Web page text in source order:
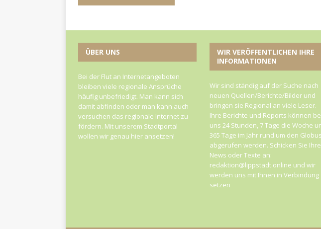
ÜBER UNS
Bei der Flut an Internetangeboten
bleiben viele regionale Ansprüche
häufig unbefriedigt. Man kann sich
damit abfinden oder man kann auch
versuchen das regionale Internet zu
fördern. Mit unserem Stadtportal
wollen wir genau hier ansetzen!
WIR VERÖFFENTLICHEN IHRE
INFORMATIONEN
Wir sind ständig auf der Suche nach
neuen Quellen/Berichte/Bilder und
bringen sie Regional an viele Leser.
Ihre Berichte und Reports können
uns 24 Stunden, 7 Tage die Woche
365 Tage im Jahr rund um den Globus
abgerufen werden. Schicken Sie Ihre
News oder Texte an:
redaktion@lippstadt.online und wir
werden uns mit Ihnen in Verbindung
setzen